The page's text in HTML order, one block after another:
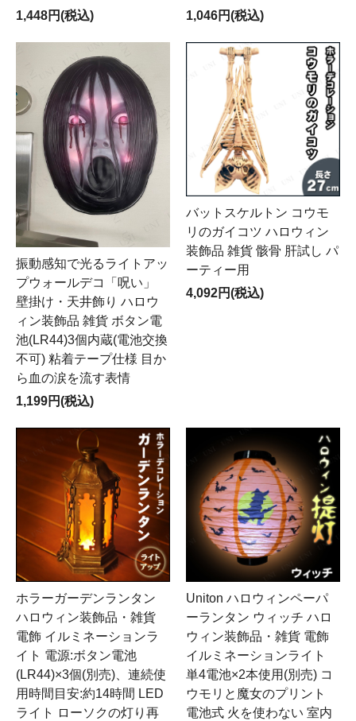
1,448円(税込)
1,046円(税込)
振動感知で光るライトアッ
プウォールデコ「呪い」
壁掛け・天井飾り ハロウ
ィン装飾品 雑貨 ボタン電
池(LR44)3個内蔵(電池交換
不可) 粘着テープ仕様 目か
ら血の涙を流す表情
1,199円(税込)
バットスケルトン コウモ
リのガイコツ ハロウィン
装飾品 雑貨 骸骨 肝試し パ
ーティー用
4,092円(税込)
ホラーガーデンランタン
ハロウィン装飾品・雑貨
電飾 イルミネーションラ
イト 電源:ボタン電池
(LR44)×3個(別売)、連続使
用時間目安:約14時間 LED
ライト ローソクの灯り再
Uniton ハロウィンペーパ
ーランタン ウィッチ ハロ
ウィン装飾品・雑貨 電飾
イルミネーションライト
単4電池×2本使用(別売) コ
ウモリと魔女のプリント
電池式 火を使わない 室内